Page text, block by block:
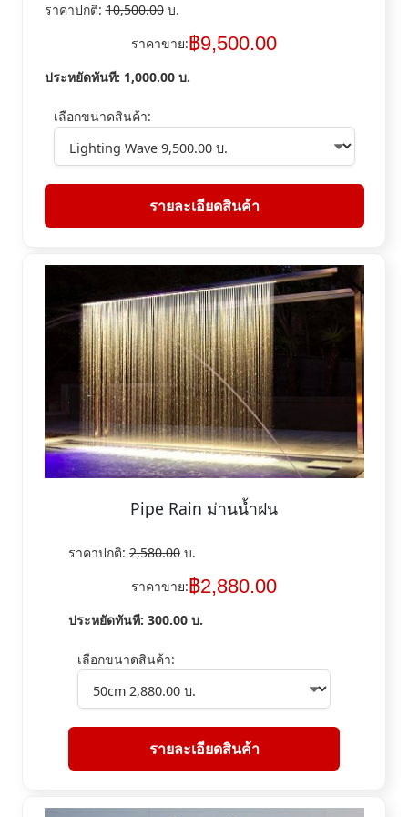
ราคาปกติ:10,500.00บ.
ราคาขาย: ฿9,500.00
ประหยัดทันที: 1,000.00บ.
เลือกขนาดสินค้า:
รายละเอียดสินค้า
Pipe Rain ม่านน้ำฝน
ราคาปกติ: 2,580.00 บ.
ราคาขาย:฿2,880.00
ประหยัดทันที: 300.00 บ.
เลือกขนาดสินค้า:
รายละเอียดสินค้า